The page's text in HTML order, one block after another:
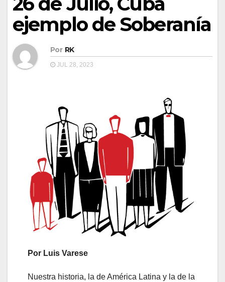
ejemplo de Soberanía
Por RK
JUL 28, 2023
Por Luis Varese
Nuestra historia, la de América Latina y la de la